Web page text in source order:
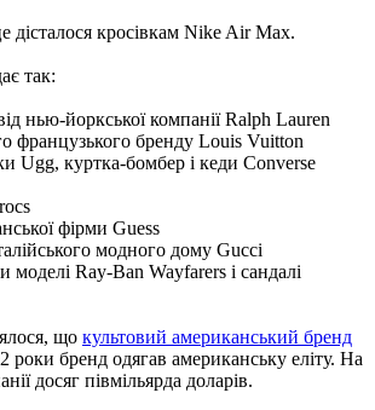
дісталося кросівкам Nike Air Max.
так:
нью-йоркської компанії Ralph Lauren
французького бренду Louis Vuitton
Ugg, куртка-бомбер і кеди Converse
фірми Guess
модного дому Gucci
моделі Ray-Ban Wayfarers і сандалі
що культовий американський бренд
роки бренд одягав американську еліту. На
досяг півмільярда доларів.